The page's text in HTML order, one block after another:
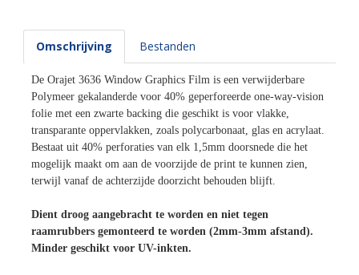
Omschrijving Bestanden
De Orajet 3636 Window Graphics Film is een verwijderbare
Polymeer gekalanderde voor 40% geperforeerde one-way-vision
folie met een zwarte backing die geschikt is voor vlakke,
transparante oppervlakken, zoals polycarbonaat, glas en acrylaat.
Bestaat uit 40% perforaties van elk 1,5mm doorsnede die het
mogelijk maakt om aan de voorzijde de print te kunnen zien,
terwijl vanaf de achterzijde doorzicht behouden blijft.
Dient droog aangebracht te worden en niet tegen
raamrubbers gemonteerd te worden (2mm-3mm afstand).
Minder geschikt voor UV-inkten.